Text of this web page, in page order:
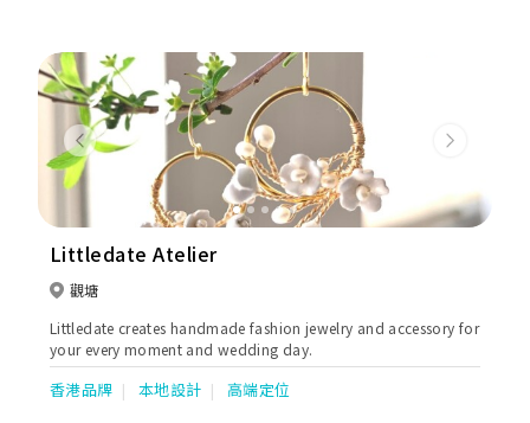
Previous Next
Littledate Atelier
觀塘
Littledate creates handmade fashion jewelry and accessory for
your every moment and wedding day.
香港品牌 本地設計 高端定位